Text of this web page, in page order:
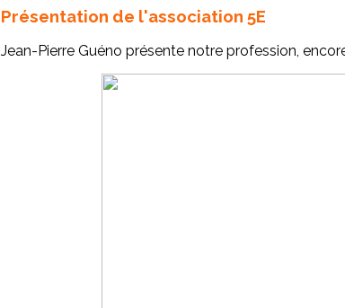
Présentation de l'association 5E
Jean-Pierre Guéno présente notre profession,